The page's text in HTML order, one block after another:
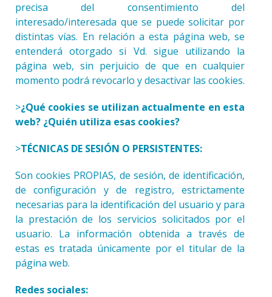
precisa del consentimiento del
interesado/interesada que se puede solicitar por
distintas vías. En relación a esta página web, se
entenderá otorgado si Vd. sigue utilizando la
página web, sin perjuicio de que en cualquier
momento podrá revocarlo y desactivar las cookies.
>¿Qué cookies se utilizan actualmente en esta
web? ¿Quién utiliza esas cookies?
>TÉCNICAS DE SESIÓN O PERSISTENTES:
Son cookies PROPIAS, de sesión, de identificación,
de configuración y de registro, estrictamente
necesarias para la identificación del usuario y para
la prestación de los servicios solicitados por el
usuario. La información obtenida a través de
estas es tratada únicamente por el titular de la
página web.
Redes sociales: